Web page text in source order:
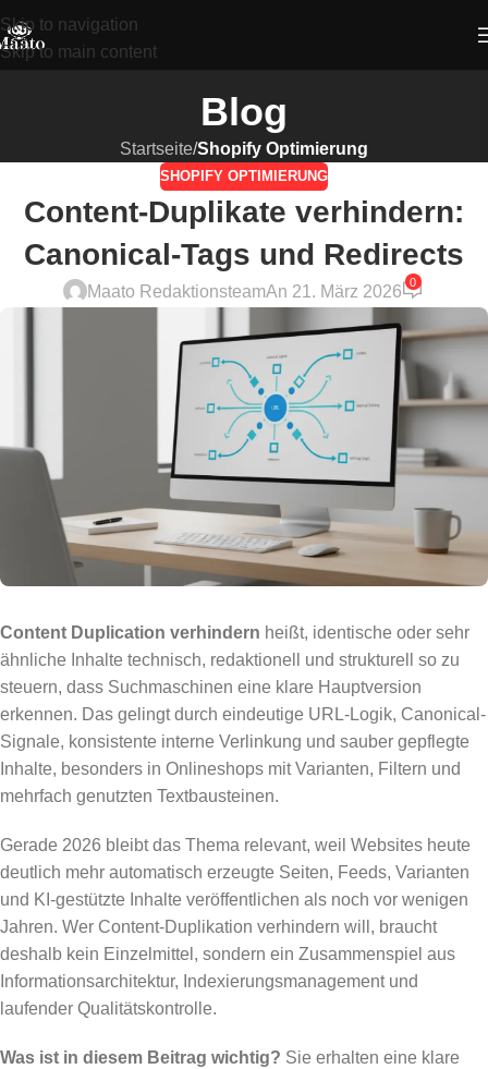
Skip to navigation
Skip to main content
Blog
Startseite/Shopify Optimierung
SHOPIFY OPTIMIERUNG
Content-Duplikate verhindern:
Canonical-Tags und Redirects
Maato RedaktionsteamAn 21. März 2026
0
Content Duplication verhindern heißt, identische oder sehr
ähnliche Inhalte technisch, redaktionell und strukturell so zu
steuern, dass Suchmaschinen eine klare Hauptversion
erkennen. Das gelingt durch eindeutige URL-Logik, Canonical-
Signale, konsistente interne Verlinkung und sauber gepflegte
Inhalte, besonders in Onlineshops mit Varianten, Filtern und
mehrfach genutzten Textbausteinen.
Gerade 2026 bleibt das Thema relevant, weil Websites heute
deutlich mehr automatisch erzeugte Seiten, Feeds, Varianten
und KI-gestützte Inhalte veröffentlichen als noch vor wenigen
Jahren. Wer Content-Duplikation verhindern will, braucht
deshalb kein Einzelmittel, sondern ein Zusammenspiel aus
Informationsarchitektur, Indexierungsmanagement und
laufender Qualitätskontrolle.
Was ist in diesem Beitrag wichtig? Sie erhalten eine klare